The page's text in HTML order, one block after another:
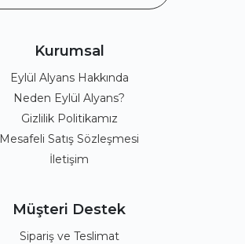
Kurumsal
Eylül Alyans Hakkında
Neden Eylül Alyans?
Gizlilik Politikamız
Mesafeli Satış Sözleşmesi
İletişim
Müşteri Destek
Sipariş ve Teslimat